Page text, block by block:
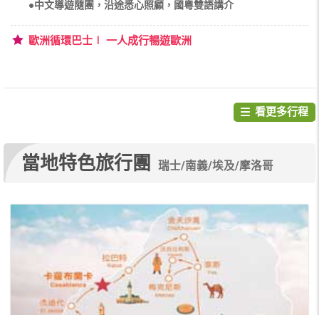
●中文導遊隨團，沿途悉心照顧，國粵雙語講介
歐洲循環巴士∣ 一人成行暢遊歐洲
看更多行程
當地特色旅行團 瑞士/南義/埃及/摩洛哥